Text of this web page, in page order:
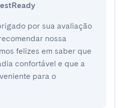
por sua avaliação
nossa
felizes em saber que
confortável e que a
para o